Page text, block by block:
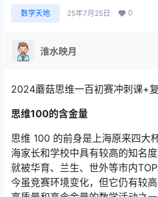
数学天地 25年7月25日 0
淮水映月
2024蘑菇思维一百初赛冲刺课+
思维100的含金量
思维 100 的前身是上海原来四大
海家长和学校中具有较高的知名度
就被华育、兰生、世外等市内
今虽竞赛环境变化，但它仍有较